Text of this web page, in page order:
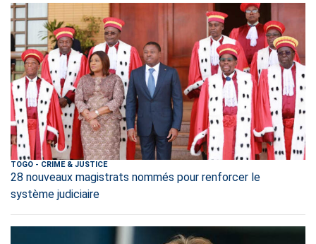
TOGO - CRIME & JUSTICE
28 nouveaux magistrats nommés pour renforcer le
système judiciaire